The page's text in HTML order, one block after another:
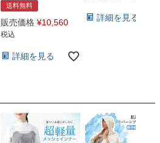
送料無料
販売価格 ¥10,560
税込
詳細を見る
詳細を見る